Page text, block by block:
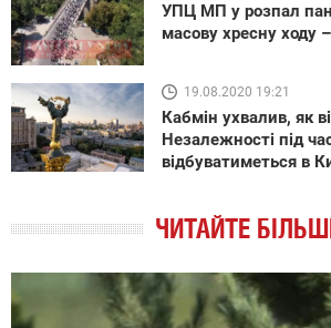
УПЦ МП у розпал
масову хресну ходу
19.08.2020 19:21
Кабмін ухвалив, як
Незалежності під
відбуватиметься в
ЧИТАЙТЕ